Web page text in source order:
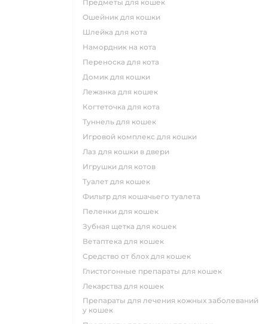
предметы для кошек
ошейник для кошки
шлейка для кота
намордник на кота
переноска для кота
домик для кошки
лежанка для кошек
когтеточка для кота
туннель для кошек
игровой комплекс для кошки
лаз для кошки в двери
игрушки для котов
туалет для кошек
фильтр для кошачьего туалета
пеленки для кошек
зубная щетка для кошек
ветаптека для кошек
средство от блох для кошек
глистогонные препараты для кошек
лекарства для кошек
препараты для лечения кожных заболеваний
у кошек